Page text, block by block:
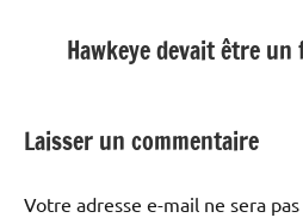
Hawkeye devait être un
Laisser un commentaire
Votre adresse e-mail ne sera